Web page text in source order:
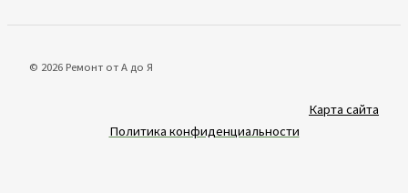
© 2026 Ремонт от А до Я
Карта сайта
Политика конфиденциальности